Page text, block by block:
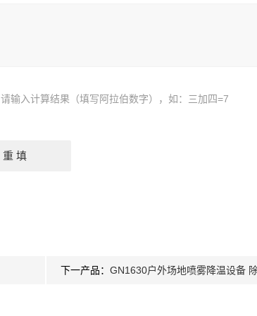
请输入计算结果（填写阿拉伯数字），如：三加四=7
下一产品： GN1630户外场地喷雾降温设备